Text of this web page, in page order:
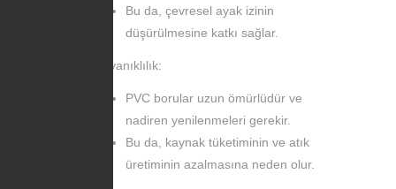
Bu da, çevresel ayak izinin
düşürülmesine katkı sağlar.
Dayanıklılık:
PVC borular uzun ömürlüdür ve
nadiren yenilenmeleri gerekir.
Bu da, kaynak tüketiminin ve atık
üretiminin azalmasına neden olur.